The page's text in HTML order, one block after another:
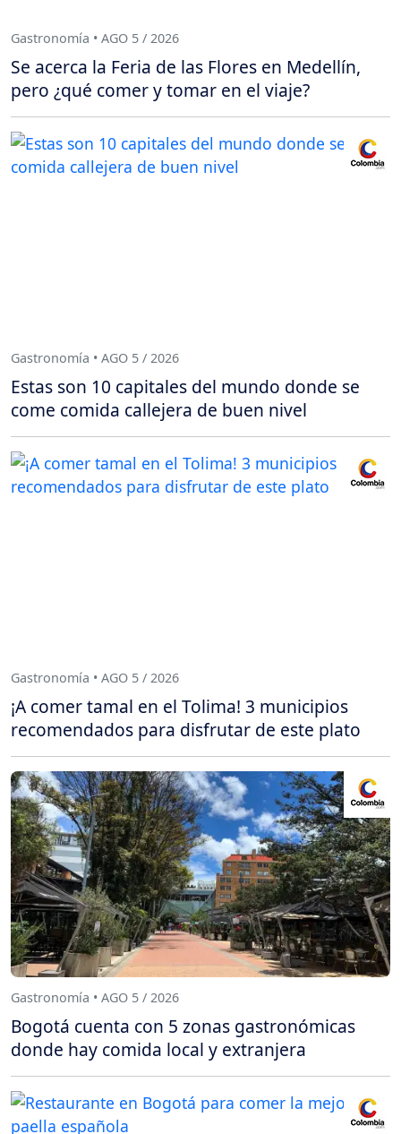
Gastronomía • AGO 5 / 2026
Se acerca la Feria de las Flores en Medellín,
pero ¿qué comer y tomar en el viaje?
Gastronomía • AGO 5 / 2026
Estas son 10 capitales del mundo donde se
come comida callejera de buen nivel
Gastronomía • AGO 5 / 2026
¡A comer tamal en el Tolima! 3 municipios
recomendados para disfrutar de este plato
Gastronomía • AGO 5 / 2026
Bogotá cuenta con 5 zonas gastronómicas
donde hay comida local y extranjera